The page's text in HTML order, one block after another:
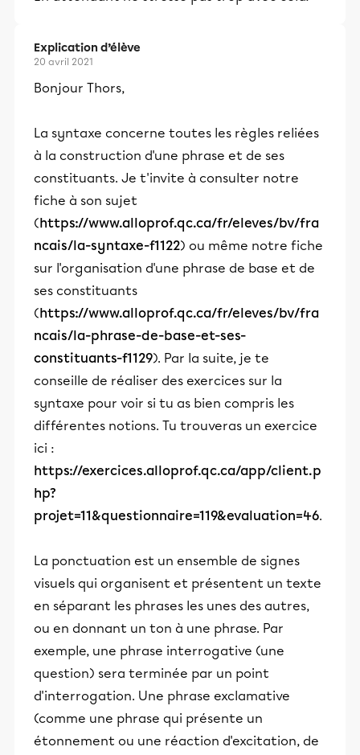
Explication d’élève
20 avril 2021
Bonjour Thors,
La syntaxe concerne toutes les règles reliées
à la construction d'une phrase et de ses
constituants. Je t'invite à consulter notre
fiche à son sujet
(https://www.alloprof.qc.ca/fr/eleves/bv/fra
ncais/la-syntaxe-f1122) ou même notre fiche
sur l'organisation d'une phrase de base et de
ses constituants
(https://www.alloprof.qc.ca/fr/eleves/bv/fra
ncais/la-phrase-de-base-et-ses-
constituants-f1129). Par la suite, je te
conseille de réaliser des exercices sur la
syntaxe pour voir si tu as bien compris les
différentes notions. Tu trouveras un exercice
ici :
https://exercices.alloprof.qc.ca/app/client.p
hp?
projet=11&questionnaire=119&evaluation=46.
La ponctuation est un ensemble de signes
visuels qui organisent et présentent un texte
en séparant les phrases les unes des autres,
ou en donnant un ton à une phrase. Par
exemple, une phrase interrogative (une
question) sera terminée par un point
d'interrogation. Une phrase exclamative
(comme une phrase qui présente un
étonnement ou une réaction d'excitation, de